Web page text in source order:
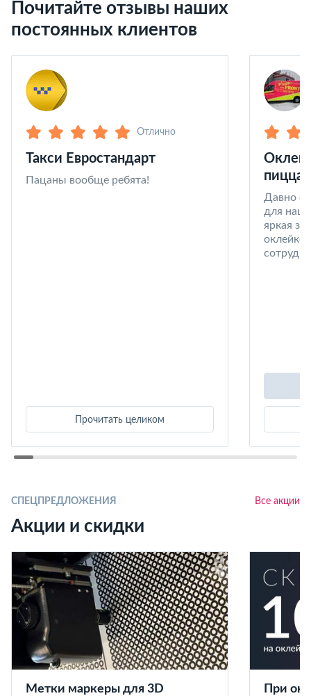
Почитайте отзывы наших
постоянных клиентов
Отлично
Такси Евростандарт
Пацаны вообще ребята!
Прочитать целиком
пицца
Давно
для
яркая
оклейке
СПЕЦПРЕДЛОЖЕНИЯ Все акции
Акции и скидки
Метки маркеры для 3D
При